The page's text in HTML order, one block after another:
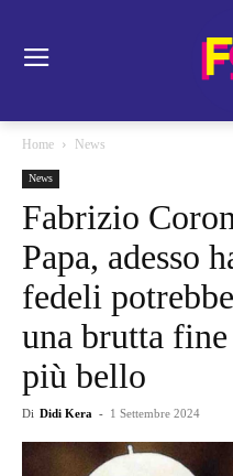
Home News
News
Fabrizio
Papa, adesso
fedeli
una brutta
più bello
Di Didi Kera - 1 Settembre 2024